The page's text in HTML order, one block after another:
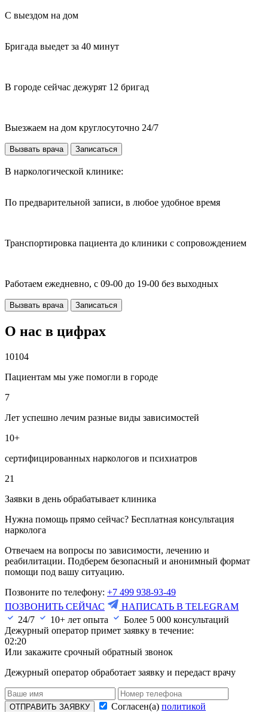
С выездом на дом
Бригада выедет за 40 минут
В городе сейчас дежурят 12 бригад
Выезжаем на дом круглосуточно 24/7
Вызвать врача Записаться
В наркологической клинике:
По предварительной записи, в любое удобное время
Транспортировка пациента до клиники с сопровождением
Работаем ежедневно, с 09-00 до 19-00 без выходных
Вызвать врача Записаться
О нас в цифрах
10104
Пациентам мы уже помогли в городе
7
Лет успешно лечим разные виды зависимостей
10+
сертифицированных наркологов и психиатров
21
Заявки в день обрабатывает клиника
Нужна помощь прямо сейчас? Бесплатная консультация
нарколога
Отвечаем на вопросы по зависимости, лечению и
реабилитации. Подберем безопасный и анонимный формат
помощи под вашу ситуацию.
Позвоните по телефону: +7 499 938-93-49
ПОЗВОНИТЬ СЕЙЧАС
НАПИСАТЬ В TELEGRAM
24/7
10+ лет опыта Более 5 000 консультаций
Дежурный оператор примет заявку в течение:
02:20
Или закажите срочный обратный звонок
Дежурный оператор обработает заявку и передаст врачу
ОТПРАВИТЬ ЗАЯВКУ Согласен(а) политикой